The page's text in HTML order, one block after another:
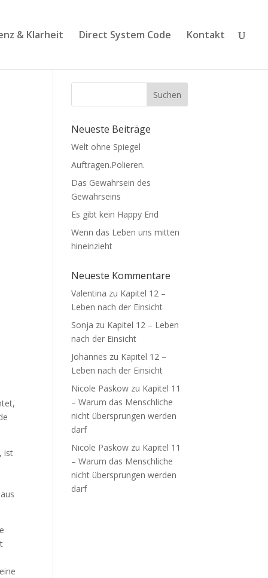
& Klarheit Direct System Code Kontakt
ist
Suchen
Neueste Beiträge
Welt ohne Spiegel
Auftragen.Polieren.
Das Gewahrsein des
Gewahrseins
Es gibt kein Happy End
Wenn das Leben uns mitten
hineinzieht
Neueste Kommentare
Valentina zu Kapitel 12 –
Leben nach der Einsicht
Sonja zu Kapitel 12 – Leben
nach der Einsicht
Johannes zu Kapitel 12 –
Leben nach der Einsicht
Nicole Paskow zu Kapitel 11
– Warum das Menschliche
nicht übersprungen werden
darf
Nicole Paskow zu Kapitel 11
– Warum das Menschliche
nicht übersprungen werden
darf